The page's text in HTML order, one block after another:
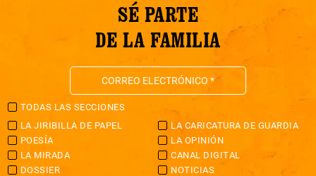
SÉ PARTE
DE LA FAMILIA
TODAS LAS SECCIONES
LA JIRIBILLA DE PAPEL
LA CARICATURA DE GUARDIA
POESÍA
LA OPINIÓN
LA MIRADA
CANAL DIGITAL
DOSSIER
NOTICIAS